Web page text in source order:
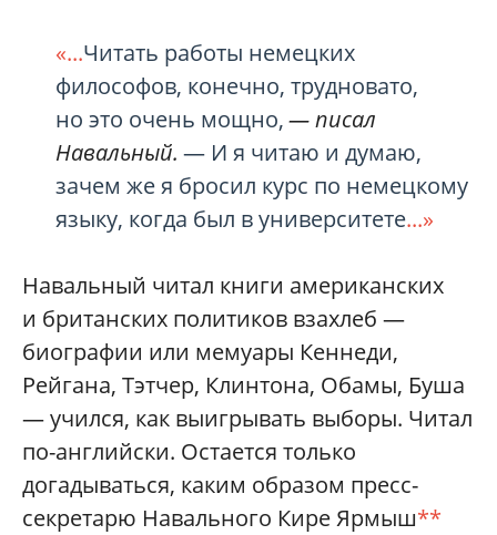
«...Читать работы немецких
философов, конечно, трудновато,
но это очень мощно,— писал
Навальный. — И я читаю и думаю,
зачем же я бросил курс по немецкому
языку, когда был в университете...»
Навальный читал книги американских
и британских политиков взахлеб —
биографии или мемуары Кеннеди,
Рейгана, Тэтчер, Клинтона, Обамы, Буша
— учился, как выигрывать выборы. Читал
по-английски. Остается только
догадываться, каким образом пресс-
секретарю Навального Кире Ярмыш**